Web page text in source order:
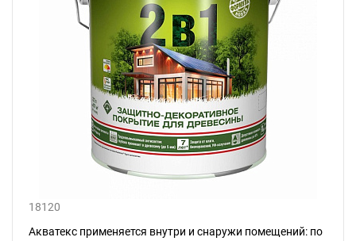
18120
Акватекс применяется внутри и снаружи помещений: по